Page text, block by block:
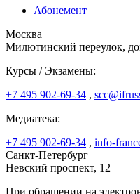
Абонемент
Москва
Милютинский переулок,
Курсы / Экзамены:
+7 495 902-69-34 ,
Медиатека:
+7 495 902-69-34 , info-
Санкт-Петербург
Невский проспект, 12
При обращении на